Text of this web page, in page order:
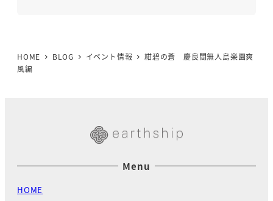
HOME BLOG イベント情報
紺碧の蒼 慶良間無人島楽園爽
風編
Menu
HOME